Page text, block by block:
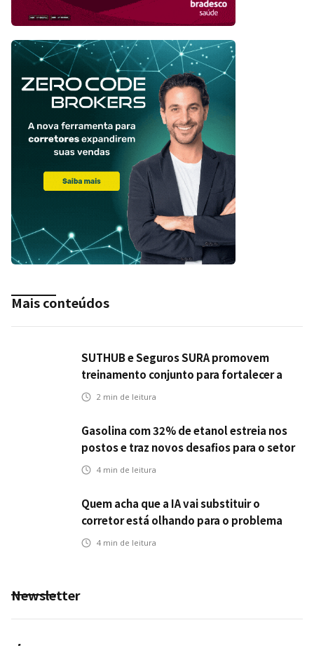
Mais conteúdos
SUTHUB e Seguros SURA promovem
treinamento conjunto para fortalecer a
operação comercial do Seguro Mobilidade
2 min de leitura
Gasolina com 32% de etanol estreia nos
postos e traz novos desafios para o setor
de seguros automotivos
4 min de leitura
Quem acha que a IA vai substituir o
corretor está olhando para o problema
errado
4 min de leitura
Newsletter